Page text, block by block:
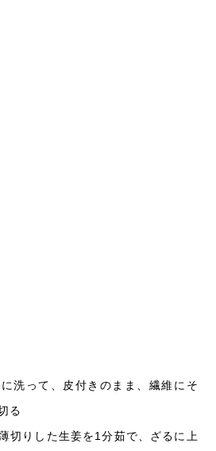
洗って、皮付きのまま、繊維にそ
る
切りした生姜を1分茹で、ざるに上